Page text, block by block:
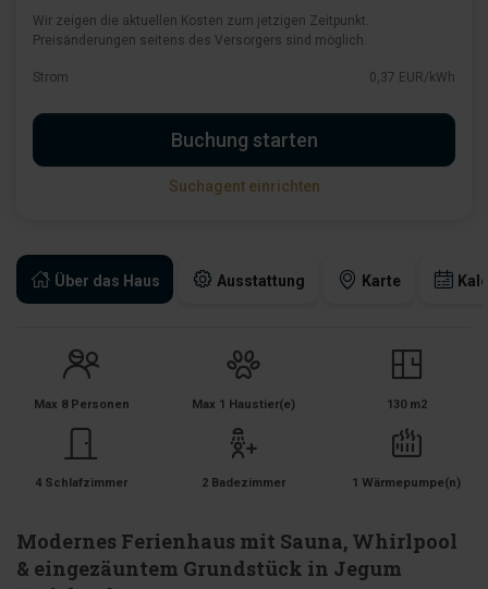
Über das Haus Ausstattung Karte
Max 8 Personen Max 1 Haustier(e) 130 m2
4 Schlafzimmer 2 Badezimmer 1 Wärmepumpe(n)
Modernes Ferienhaus mit Sauna, Whirlpool
& eingezäuntem Grundstück in Jegum
Wir zeigen die aktuellen Kosten zum jetzigen Zeitpunkt.
Preisänderungen seitens des Versorgers sind möglich.
Strom 0,37 EUR/kWh
Buchung starten
Suchagent einrichten